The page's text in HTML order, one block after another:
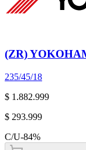
(ZR)
235/45/18
$ 1.882.999
$ 293.999
C/U-84%